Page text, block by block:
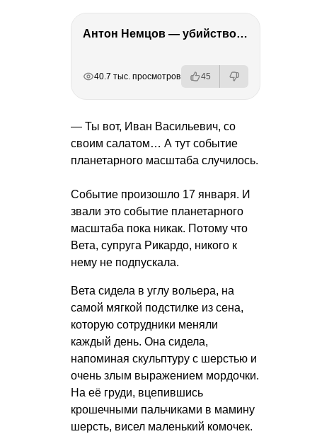
Антон Немцов — убийство Бориса Немцова, переезд в Дубай, семья и политика
40.7 тыс. просмотров 45
— Ты вот, Иван Васильевич, со
своим салатом… А тут событие
планетарного масштаба случилось.
Событие произошло 17 января. И
звали это событие планетарного
масштаба пока никак. Потому что
Вета, супруга Рикардо, никого к
нему не подпускала.
Вета сидела в углу вольера, на
самой мягкой подстилке из сена,
которую сотрудники меняли
каждый день. Она сидела,
напоминая скульптуру с шерстью и
очень злым выражением мордочки.
На её груди, вцепившись
крошечными пальчиками в мамину
шерсть, висел маленький комочек.